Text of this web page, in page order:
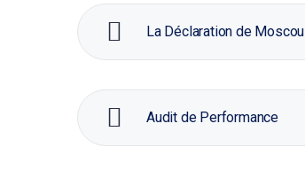
La Déclaration de Moscou
Audit de Performance